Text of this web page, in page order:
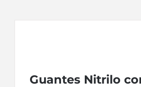
Guantes Nitrilo